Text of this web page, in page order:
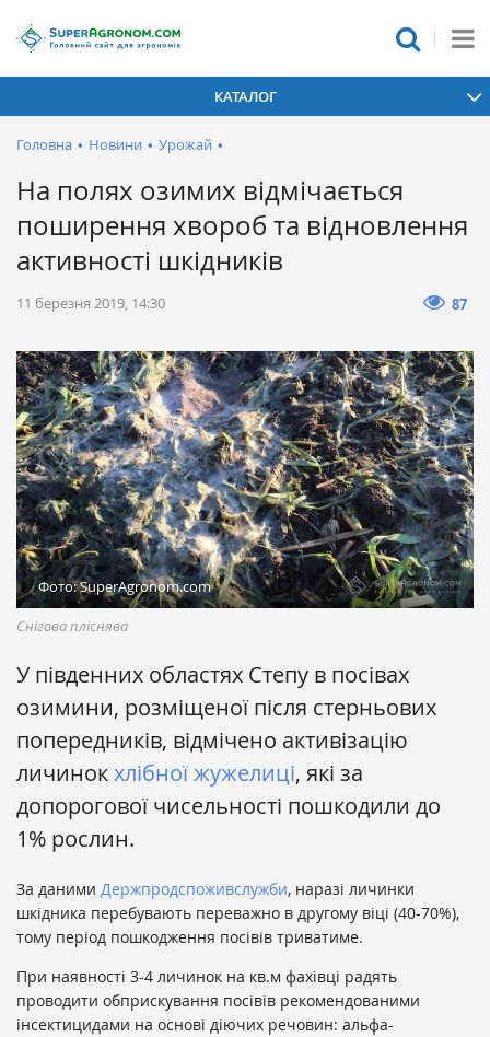
КАТАЛОГ
Головна • Новини • Урожай •
На полях озимих відмічається
поширення хвороб та відновлення
активності шкідників
11 березня 2019, 14:30 87
Фото: SuperAgronom.com
Снігова пліснява
У південних областях Степу в посівах
озимини, розміщеної після стерньових
попередників, відмічено активізацію
личинокхлібної жужелиці, які за
допорогової чисельності пошкодили до
1% рослин.
За даними Держпродспоживслужби, наразі личинки
шкідника перебувають переважно в другому віці (40-70%),
тому період пошкодження посівів триватиме.
При наявності 3-4 личинок на кв.м фахівці радять
проводити обприскування посівів рекомендованими
інсектицидами на основі діючих речовин: альфа-